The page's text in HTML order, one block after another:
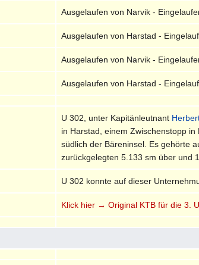
Ausgelaufen von Narvik -
Ausgelaufen von Harstad -
Ausgelaufen von Narvik -
Ausgelaufen von Harstad -
U 302, unter Kapitänleutnant
in Harstad, einem Zwischenstopp
südlich der Bäreninsel. Es gehörte
zurückgelegten 5.133 sm über und
U 302 konnte auf dieser
Klick hier → Original KTB für die 3.